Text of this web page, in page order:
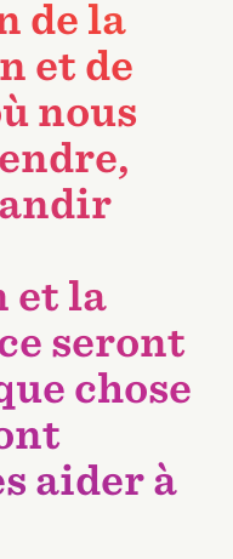
de la
et de
nous
et la
seront
chose
aider à